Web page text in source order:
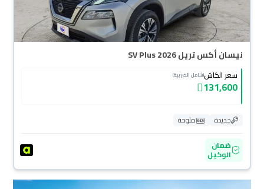
نيسان أكس تريل SV Plus 2026
سعر الكاش(شامل الضريبة)
131,600
جديدة
ملوحة
ضمان
الوكيل